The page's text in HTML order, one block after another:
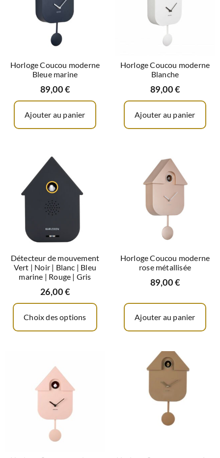
Horloge Coucou moderne
Bleue marine
89,00€
Ajouter au panier
Horloge Coucou moderne
Blanche
89,00€
Ajouter au panier
Détecteur de mouvement
Vert | Noir | Blanc | Bleu
marine | Rouge | Gris
26,00€
Choix des options
Horloge Coucou moderne
rose métallisée
89,00€
Ajouter au panier